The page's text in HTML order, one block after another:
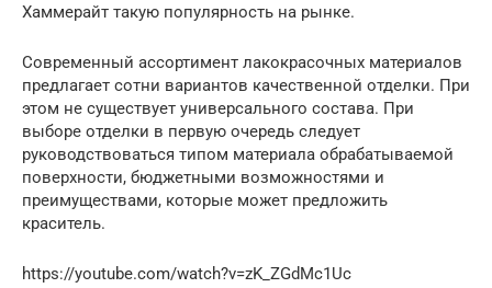
Хаммерайт такую популярность на рынке.
Современный ассортимент лакокрасочных материалов
предлагает сотни вариантов качественной отделки. При
этом не существует универсального состава. При
выборе отделки в первую очередь следует
руководствоваться типом материала обрабатываемой
поверхности, бюджетными возможностями и
преимуществами, которые может предложить
краситель.
https://youtube.com/watch?v=zK_ZGdMc1Uc